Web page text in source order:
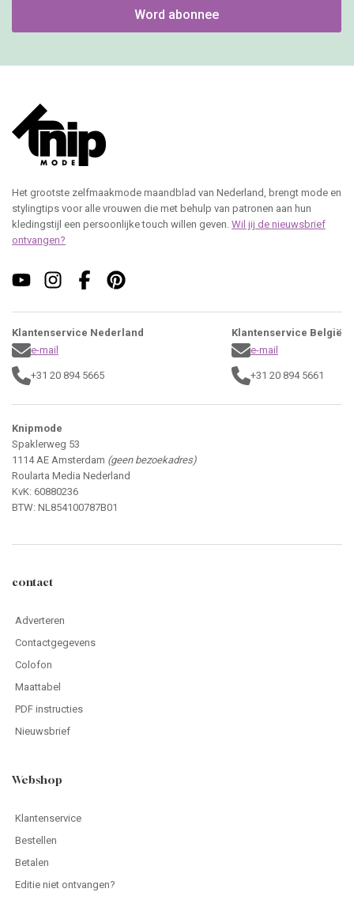
Word abonnee
Het grootste zelfmaakmode maandblad van Nederland, brengt mode en
stylingtips voor alle vrouwen die met behulp van patronen aan hun
kledingstijl een persoonlijke touch willen geven. Wil jij de nieuwsbrief
ontvangen?
Klantenservice Nederland
e-mail
+31 20 894 5665
Klantenservice België
e-mail
+31 20 894 5661
Knipmode
Spaklerweg 53
1114 AE Amsterdam (geen bezoekadres)
Roularta Media Nederland
KvK: 60880236
BTW: NL854100787B01
contact
Adverteren
Contactgegevens
Colofon
Maattabel
PDF instructies
Nieuwsbrief
Webshop
Klantenservice
Bestellen
Betalen
Editie niet ontvangen?